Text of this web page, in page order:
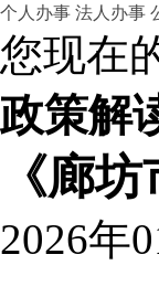
个人办事 法人办事
您现在
政策解
《廊
2026年